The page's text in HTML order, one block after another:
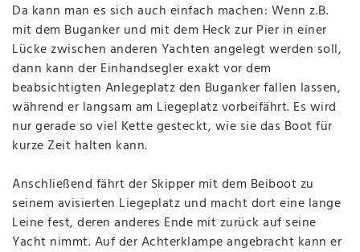
Da kann man es sich auch einfach machen: Wenn z.B.
mit dem Buganker und mit dem Heck zur Pier in einer
Lücke zwischen anderen Yachten angelegt werden soll,
dann kann der Einhandsegler exakt vor dem
beabsichtigten Anlegeplatz den Buganker fallen lassen,
während er langsam am Liegeplatz vorbeifährt. Es wird
nur gerade so viel Kette gesteckt, wie sie das Boot für
kurze Zeit halten kann.
Anschließend fährt der Skipper mit dem Beiboot zu
seinem avisierten Liegeplatz und macht dort eine lange
Leine fest, deren anderes Ende mit zurück auf seine
Yacht nimmt. Auf der Achterklampe angebracht kann er